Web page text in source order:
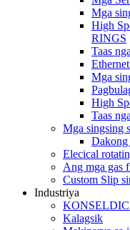
Mga
High
RINGS
Taas
Mga
High
Taas
Mga singsing
Elecical
Ang mga gas
Custom Slip
Industriya
Kalagsik